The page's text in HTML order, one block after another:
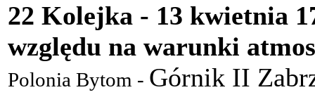
22 Kolejka - 13 kwietnia
względu na warunki
Polonia Bytom - Górnik II